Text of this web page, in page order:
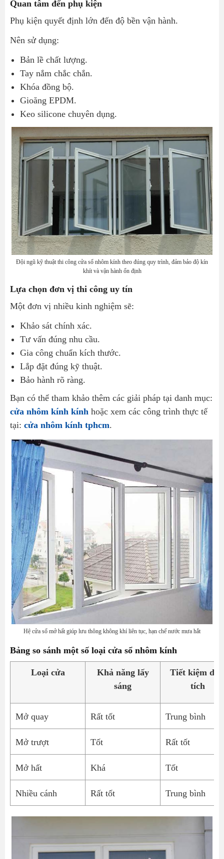
Quan tâm đến phụ kiện
Phụ kiện quyết định lớn đến độ bền vận hành.
Nên sử dụng:
Bản lề chất lượng.
Tay nắm chắc chắn.
Khóa đồng bộ.
Gioăng EPDM.
Keo silicone chuyên dụng.
Đội ngũ kỹ thuật thi công cửa sổ nhôm kính theo đúng quy trình, đảm bảo độ kín
khít và vận hành ổn định
Lựa chọn đơn vị thi công uy tín
Một đơn vị nhiều kinh nghiệm sẽ:
Khảo sát chính xác.
Tư vấn đúng nhu cầu.
Gia công chuẩn kích thước.
Lắp đặt đúng kỹ thuật.
Bảo hành rõ ràng.
Bạn có thể tham khảo thêm các giải pháp tại danh mục:
cửa nhôm kính kính hoặc xem các công trình thực tế
tại: cửa nhôm kính tphcm.
Hệ cửa sổ mở hất giúp lưu thông không khí liên tục, hạn chế nước mưa hắt
Bảng so sánh một số loại cửa sổ nhôm kính
Loại cửa
Khả năng lấy
sáng
Tiết kiệm
tích
Mở quay Rất tốt Trung bình
Mở trượt Tốt Rất tốt
Mở hất Khá Tốt
Nhiều cánh Rất tốt Trung bình